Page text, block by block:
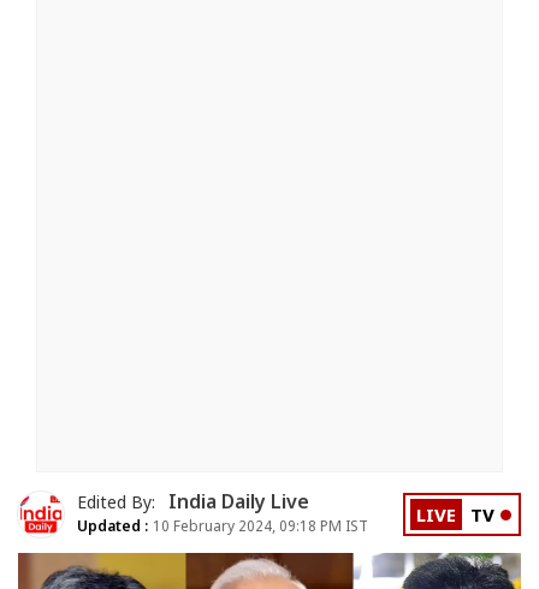
Edited By: India Daily Live
Updated : 10 February 2024, 09:18 PM IST LIVE TV